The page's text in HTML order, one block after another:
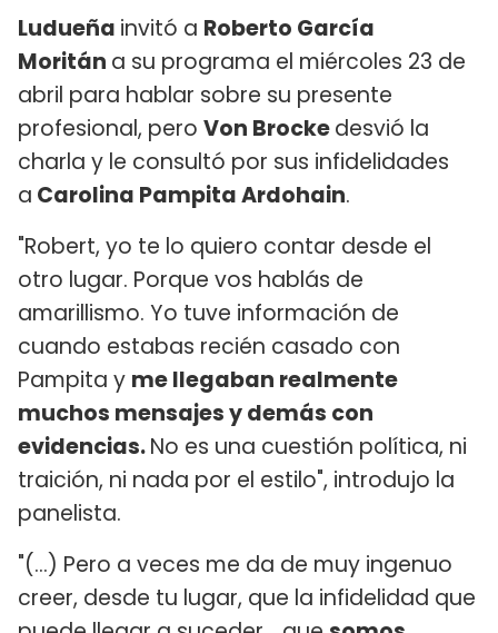
Ludueña invitó a Roberto García
Moritán a su programa el miércoles 23 de
abril para hablar sobre su presente
profesional, pero Von Brockedesvió la
charla y le consultó por sus infidelidades
a Carolina Pampita Ardohain.
"Robert, yo te lo quiero contar desde el
otro lugar. Porque vos hablás de
amarillismo. Yo tuve información de
cuando estabas recién casado con
Pampita y me llegaban realmente
muchos mensajes y demás con
evidencias.No es una cuestión política, ni
traición, ni nada por el estilo", introdujo la
panelista.
"(...) Pero a veces me da de muy ingenuo
creer, desde tu lugar, que la infidelidad que